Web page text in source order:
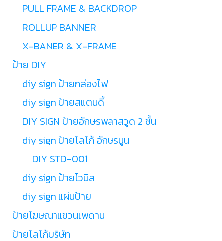
PULL FRAME & BACKDROP
ROLLUP BANNER
X-BANER & X-FRAME
ป้าย DIY
diy sign ป้ายกล่องไฟ
diy sign ป้ายสแตนดี้
DIY SIGN ป้ายอักษรพลาสวูด 2 ชั้น
diy sign ป้ายโลโก้ อักษรนูน
DIY STD-001
diy sign ป้ายไวนิล
diy sign แผ่นป้าย
ป้ายโฆษณาแขวนเพดาน
ป้ายโลโก้บริษัท